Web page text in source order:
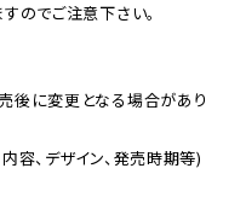
のでご注意下さい。
後に変更となる場合があり
、デザイン、発売時期等)